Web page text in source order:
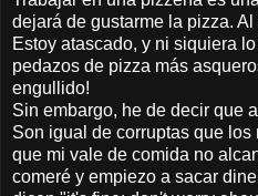
dejará de gustarme la pizza.
Estoy atascado, y ni siquiera
pedazos de pizza más
engullido!
Sin embargo, he de decir que
Son igual de corruptas que
que mi vale de comida no
comeré y empiezo a sacar